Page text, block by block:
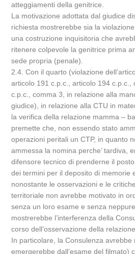
atteggiamenti della genitrice.
La motivazione adottata dal giudice
richiesta mostrerebbe sia la
una costruzione inquisitoria che
ritenere colpevole la genitrice prima
sede propria (penale).
2.4. Con il quarto (violazione
articolo 191 c.p.c., articolo 194 c.p.c.,
c.p.c., comma 3, in relazione alla
giudice), in relazione alla CTU in
la verifica della relazione mamma –
premette che, non essendo stato
operazioni peritali un CTP, in quanto
ammessa la nomina perche’ tardiva,
difensore tecnico di prenderne il
dei termini per il deposito di memorie
nonostante le osservazioni e le
territoriale non avrebbe motivato in
senza un loro esame e senza
mostrerebbe l’interferenza della
corso dell’osservazione della
In particolare, la Consulenza avrebbe
emergerebbe dall’esame del filmato)